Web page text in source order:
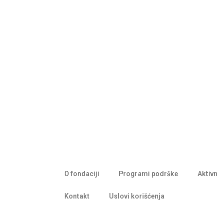
O fondaciji Programi podrške
Kontakt Uslovi korišćenja